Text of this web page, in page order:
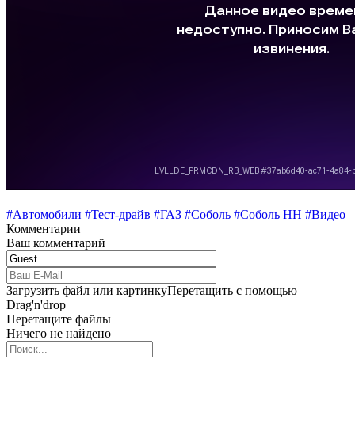
#Автомобили #Тест-драйв #ГАЗ #Соболь #Соболь НН #Видео
Комментарии
Ваш комментарий
Загрузить файл или картинкуПеретащить с помощью
Drag'n'drop
Перетащите файлы
Ничего не найдено